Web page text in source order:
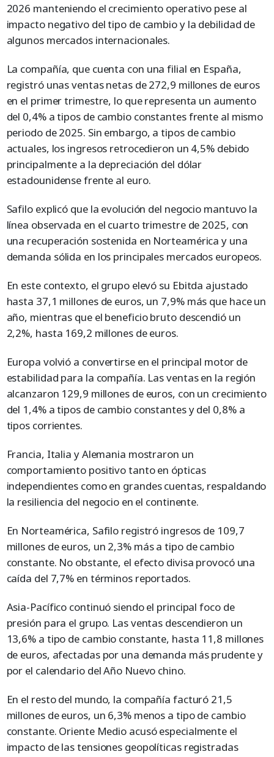
2026 manteniendo el crecimiento operativo pese al
impacto negativo del tipo de cambio y la debilidad de
algunos mercados internacionales.
La compañía, que cuenta con una filial en España,
registró unas ventas netas de 272,9 millones de euros
en el primer trimestre, lo que representa un aumento
del 0,4% a tipos de cambio constantes frente al mismo
periodo de 2025. Sin embargo, a tipos de cambio
actuales, los ingresos retrocedieron un 4,5% debido
principalmente a la depreciación del dólar
estadounidense frente al euro.
Safilo explicó que la evolución del negocio mantuvo la
línea observada en el cuarto trimestre de 2025, con
una recuperación sostenida en Norteamérica y una
demanda sólida en los principales mercados europeos.
En este contexto, el grupo elevó su Ebitda ajustado
hasta 37,1 millones de euros, un 7,9% más que hace un
año, mientras que el beneficio bruto descendió un
2,2%, hasta 169,2 millones de euros.
Europa volvió a convertirse en el principal motor de
estabilidad para la compañía. Las ventas en la región
alcanzaron 129,9 millones de euros, con un crecimiento
del 1,4% a tipos de cambio constantes y del 0,8% a
tipos corrientes.
Francia, Italia y Alemania mostraron un
comportamiento positivo tanto en ópticas
independientes como en grandes cuentas, respaldando
la resiliencia del negocio en el continente.
En Norteamérica, Safilo registró ingresos de 109,7
millones de euros, un 2,3% más a tipo de cambio
constante. No obstante, el efecto divisa provocó una
caída del 7,7% en términos reportados.
Asia-Pacífico continuó siendo el principal foco de
presión para el grupo. Las ventas descendieron un
13,6% a tipo de cambio constante, hasta 11,8 millones
de euros, afectadas por una demanda más prudente y
por el calendario del Año Nuevo chino.
En el resto del mundo, la compañía facturó 21,5
millones de euros, un 6,3% menos a tipo de cambio
constante. Oriente Medio acusó especialmente el
impacto de las tensiones geopolíticas registradas